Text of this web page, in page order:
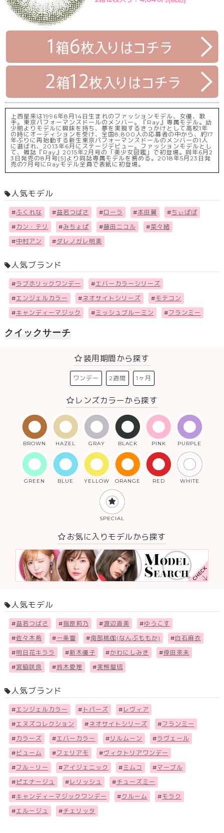
上西星来は1996年8月14日生まれのファッションモデル、女優、歌
手。東京パフォーマンスドールのメンバー。『Ray』専属モデル。幼
少期よりモデルに興味を持ち、夢を実現するきっかけとして高校1年
の時にオーディションを受け、全国8,800人の応募者の中から、約17
年ぶりに再始動する新生東京パフォーマンスドールのメンバーの1人
に選ばれ、2013年6月にステージデビュー。ファッションモデルとし
て、雑誌『Ray』2015年2月号の「美少女図鑑」で初登場。同年6月2
3日発売の8月号[5]より同誌専属モデルを務める。2018年5月23日発
売の7月号にRayモデル全員で表紙に初登場。
人気モデル
#ふくれな #益若つばさ #ローラ #本田翼 #ちぃぽぽ
# カン・テリ #みちょぱ #藤田ニコル #菜々緒
#中村アン #ダレノガレ明美
人気ブランド
#ラブホリックワンデー #エバーカラーシリーズ
#エンジェルカラー #ネオサイトシリーズ #モテコン
#キャンディーマジック # ミッシュブルーミン #フランミー
クイックサーチ
装用期間から探す
ワンデー 2週間 1ヶ月
レンズカラーから探す
BROWN HAZEL GRAY BLACK PINK PURPLE
GREEN BLUE YELLOW ORANGE RED WHITE
SPECIAL
お気に入りモデルから探す
人気モデル
#益若つばさ #指原莉乃 #渡辺直美 #ゆうこす
#佐々木希 #一条響 #南部桃伽(なんぶももか) #白石麻衣
#明日花キララ #新木優子 #かわにしみき #倖田來未
#宮脇咲良 #鈴木愛理 #実熊瑠琉
人気ブランド
#エンジェルカラー # トパーズ # レヴィア
#エヌズコレクション #ネオサイトシリーズ #フランミー
# カラーズ #エバーカラー # リルムーン #ラヴェール
# ビューム #フェリアモ #ヴィクトリアワンデー
#フル－リー #アイジェニック # ミムコ #マーブル
# ピエナージュ # レリッシュ #チューズミー
#キャンディーマジックワンデー #クルーム #モラク
#エルージュ #チェリッタ